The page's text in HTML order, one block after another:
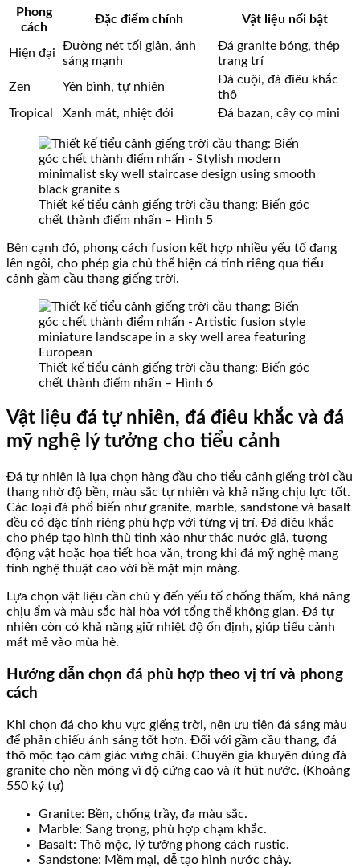
Phong
cách
Đặc điểm chính Vật liệu nổi bật
Hiện đại
Đường nét tối giản, ánh
sáng mạnh
Đá granite bóng, thép
trang trí
Zen
Yên bình, tự nhiên
Đá cuội, đá điêu khắc
thô
Tropical
Xanh mát, nhiệt đới Đá bazan, cây cọ mini
Thiết kế tiểu cảnh giếng trời cầu thang: Biến góc
chết thành điểm nhấn – Hình 5
Bên cạnh đó, phong cách fusion kết hợp nhiều yếu tố đang
lên ngôi, cho phép gia chủ thể hiện cá tính riêng qua tiểu
cảnh gầm cầu thang giếng trời.
Thiết kế tiểu cảnh giếng trời cầu thang: Biến góc
chết thành điểm nhấn – Hình 6
Vật liệu đá tự nhiên, đá điêu khắc và đá
mỹ nghệ lý tưởng cho tiểu cảnh
Đá tự nhiên là lựa chọn hàng đầu cho tiểu cảnh giếng trời cầu
thang nhờ độ bền, màu sắc tự nhiên và khả năng chịu lực tốt.
Các loại đá phổ biến như granite, marble, sandstone và basalt
đều có đặc tính riêng phù hợp với từng vị trí. Đá điêu khắc
cho phép tạo hình thù tinh xảo như thác nước giả, tượng
động vật hoặc họa tiết hoa văn, trong khi đá mỹ nghệ mang
tính nghệ thuật cao với bề mặt mịn màng.
Lựa chọn vật liệu cần chú ý đến yếu tố chống thấm, khả năng
chịu ẩm và màu sắc hài hòa với tổng thể không gian. Đá tự
nhiên còn có khả năng giữ nhiệt độ ổn định, giúp tiểu cảnh
mát mẻ vào mùa hè.
Hướng dẫn chọn đá phù hợp theo vị trí và phong
cách
Khi chọn đá cho khu vực giếng trời, nên ưu tiên đá sáng màu
để phản chiếu ánh sáng tốt hơn. Đối với gầm cầu thang, đá
thô mộc tạo cảm giác vững chãi. Chuyên gia khuyên dùng đá
granite cho nền móng vì độ cứng cao và ít hút nước. (Khoảng
550 ký tự)
Granite: Bền, chống trầy, đa màu sắc.
Marble: Sang trọng, phù hợp chạm khắc.
Basalt: Thô mộc, lý tưởng phong cách rustic.
Sandstone: Mềm mại, dễ tạo hình nước chảy.